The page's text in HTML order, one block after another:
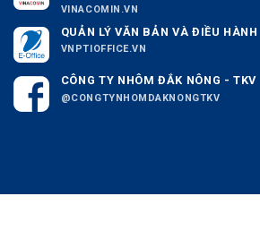
VINACOMIN.VN
QUẢN LÝ VĂN BẢN VÀ ĐIỀU HÀNH
VNPTIOFFICE.VN
CÔNG TY NHÔM ĐẮK NÔNG - TKV
@CONGTYNHOMDAKNONGTKV